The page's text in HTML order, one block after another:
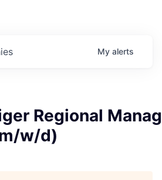
My alerts
Regional
w/d)